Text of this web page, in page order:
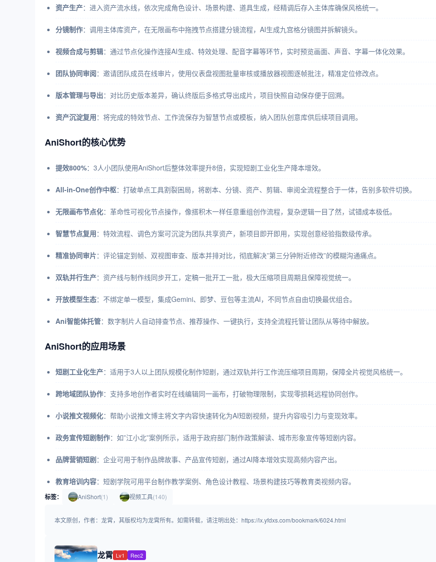
资产生产：进入资产流水线，依次完成角色设计、场景构建、道具生成，经精调后存入主体库确保风格统一。
分镜制作：调用主体库资产，在无限画布中拖拽节点搭建分镜流程，AI生成九宫格分镜图并拆解镜头。
视频合成与剪辑：通过节点化操作连接AI生成、特效处理、配音字幕等环节，实时预览画面、声音、字幕一体化效果。
团队协同审阅：邀请团队成员在线审片，使用仪表盘视图批量审核或播放器视图逐帧批注，精准定位修改点。
版本管理与导出：对比历史版本差异，确认终版后多格式导出成片，项目快照自动保存便于回溯。
资产沉淀复用：将完成的特效节点、工作流保存为智慧节点或模板，纳入团队创意库供后续项目调用。
AniShort的核心优势
提效800%：3人小团队使用AniShort后整体效率提升8倍，实现短剧工业化生产降本增效。
All-in-One创作中枢：打破单点工具割裂困局，将剧本、分镜、资产、剪辑、审阅全流程整合于一体，告别多软件切换。
无限画布节点化：革命性可视化节点操作，像搭积木一样任意重组创作流程，复杂逻辑一目了然，试错成本极低。
智慧节点复用：特效流程、调色方案可沉淀为团队共享资产，新项目即开即用，实现创意经验指数级传承。
精准协同审片：评论锚定到帧、双视图审查、版本并排对比，彻底解决”第三分钟附近修改”的模糊沟通痛点。
双轨并行生产：资产线与制作线同步开工，定稿一批开工一批，极大压缩项目周期且保障视觉统一。
开放模型生态：不绑定单一模型，集成Gemini、即梦、豆包等主流AI，不同节点自由切换最优组合。
Ani智能体托管：数字制片人自动排查节点、推荐操作、一键执行，支持全流程托管让团队从等待中解放。
AniShort的应用场景
短剧工业化生产：适用于3人以上团队规模化制作短剧，通过双轨并行工作流压缩项目周期，保障全片视觉风格统一。
跨地域团队协作：支持多地创作者实时在线编辑同一画布，打破物理限制，实现零损耗远程协同创作。
小说推文视频化：帮助小说推文博主将文字内容快速转化为AI短剧视频，提升内容吸引力与变现效率。
政务宣传短剧制作：如”江小北”案例所示，适用于政府部门制作政策解读、城市形象宣传等短剧内容。
品牌营销短剧：企业可用于制作品牌故事、产品宣传短剧，通过AI降本增效实现高频内容产出。
教育培训内容：短剧学院可用平台制作教学案例、角色设计教程、场景构建技巧等教育类视频内容。
标签： AniShort(1) 视频工具(140)
本文原创，作者：龙霄，其版权均为龙霄所有。如需转载，请注明出处：https://lx.yfdxs.com/bookmark/6024.html
龙霄 Lv1 Rec2